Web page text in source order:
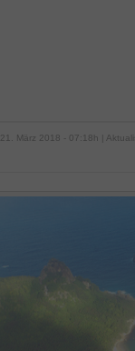
21. März 2018 - 07:18h |